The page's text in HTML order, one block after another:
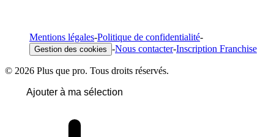
Mentions légales-Politique de confidentialité-
Gestion des cookies -Nous contacter-Inscription Franchise
© 2026 Plus que pro. Tous droits réservés.
Ajouter à ma sélection